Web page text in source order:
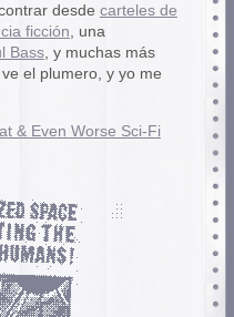
desde carteles de
ficción , una
Bass, y muchas más
el plumero, y yo me
& Even Worse Sci-Fi